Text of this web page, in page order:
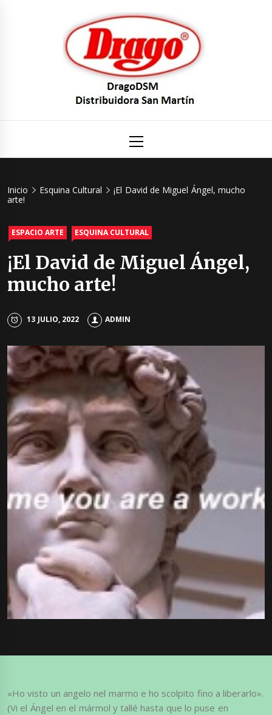
San
principal
Inicio Esquina Cultural
¡El David de Miguel Ángel, mucho
arte!
ESPACIO ARTE ESQUINA CULTURAL
¡El David de Miguel Ángel,
mucho arte!
13 JULIO, 2022 ADMIN
«Ho visto un angelo nel marmo e ho scolpito fino a liberarlo».
(Vi el Ángel en el mármol y tallé hasta que lo puse en